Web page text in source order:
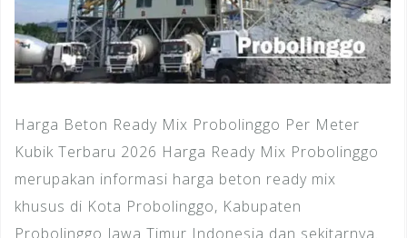
Harga Beton Ready Mix Probolinggo Per Meter
Kubik Terbaru 2026 Harga Ready Mix Probolinggo
merupakan informasi harga beton ready mix
khusus di Kota Probolinggo, Kabupaten
Probolinggo Jawa Timur Indonesia dan sekitarnya.